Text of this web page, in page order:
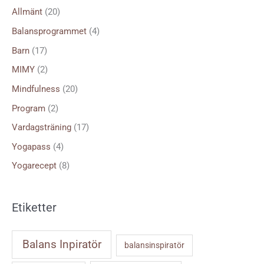
f
t
Allmänt (20)
Balansprogrammet (4)
Barn (17)
MIMY (2)
Mindfulness (20)
Program (2)
Vardagsträning (17)
Yogapass (4)
Yogarecept (8)
Etiketter
Balans Inpiratör balansinspiratör